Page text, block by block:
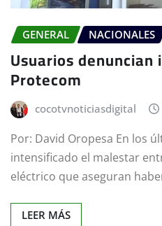
GENERAL NACIONALES
Usuarios
Protecom
cocotvnoticiasdigital
Por: David Oropesa En los
intensificado el malestar
eléctrico que aseguran
LEER MÁS